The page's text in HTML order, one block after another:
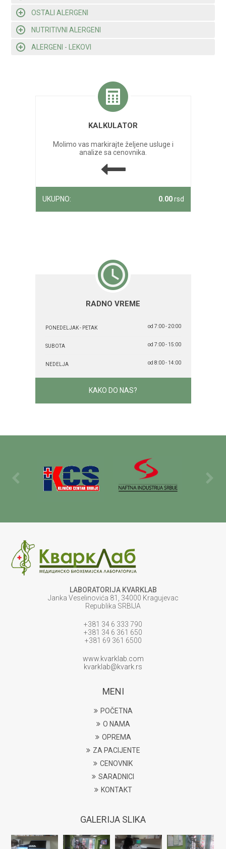
OSTALI ALERGENI
NUTRITIVNI ALERGENI
ALERGENI - LEKOVI
KALKULATOR
Molimo vas markirajte željene usluge i
analize sa cenovnika.
UKUPNO: 0.00rsd
RADNO VREME
PONEDELJAK - PETAK od 7:00 - 20:00
SUBOTA od 7:00 - 15:00
NEDELJA od 8:00 - 14:00
KAKO DO NAS?
LABORATORIJA KVARKLAB
Janka Veselinovića 81, 34000 Kragujevac
Republika SRBIJA
+381 34 6 333 790
+381 34 6 361 650
+381 69 361 6500
www.kvarklab.com
kvarklab@kvark.rs
MENI
POČETNA
O NAMA
OPREMA
ZA PACIJENTE
CENOVNIK
SARADNICI
KONTAKT
GALERIJA SLIKA